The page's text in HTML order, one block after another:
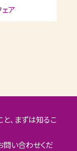
ア
、まずは知るこ
問い合わせくだ